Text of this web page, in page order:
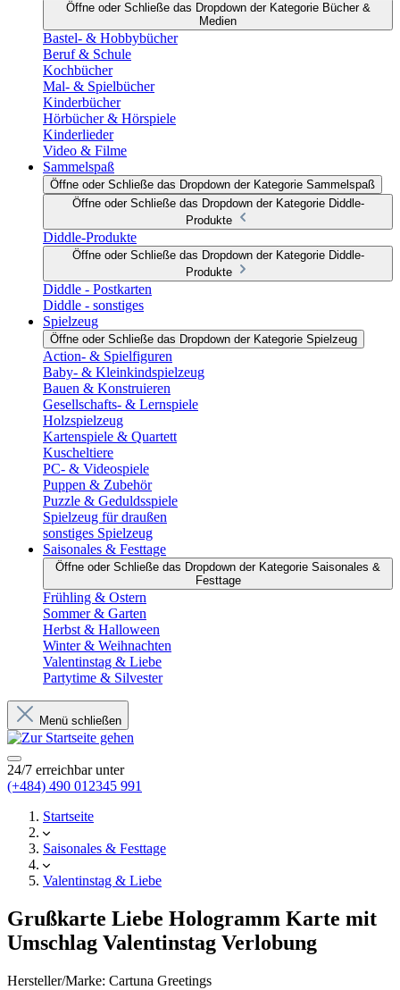
Öffne oder Schließe das Dropdown der Kategorie Bücher &
Medien
Bastel- & Hobbybücher
Beruf & Schule
Kochbücher
Mal- & Spielbücher
Kinderbücher
Hörbücher & Hörspiele
Kinderlieder
Video & Filme
Sammelspaß
Öffne oder Schließe das Dropdown der Kategorie Sammelspaß
Öffne oder Schließe das Dropdown der Kategorie Diddle-
Produkte
Diddle-Produkte
Öffne oder Schließe das Dropdown der Kategorie Diddle-
Produkte
Diddle - Postkarten
Diddle - sonstiges
Spielzeug
Öffne oder Schließe das Dropdown der Kategorie Spielzeug
Action- & Spielfiguren
Baby- & Kleinkindspielzeug
Bauen & Konstruieren
Gesellschafts- & Lernspiele
Holzspielzeug
Kartenspiele & Quartett
Kuscheltiere
PC- & Videospiele
Puppen & Zubehör
Puzzle & Geduldsspiele
Spielzeug für draußen
sonstiges Spielzeug
Saisonales & Festtage
Öffne oder Schließe das Dropdown der Kategorie Saisonales &
Festtage
Frühling & Ostern
Sommer & Garten
Herbst & Halloween
Winter & Weihnachten
Valentinstag & Liebe
Partytime & Silvester
Menü schließen
24/7 erreichbar unter
(+484) 490 012345 991
Startseite
Saisonales & Festtage
Valentinstag & Liebe
Grußkarte Liebe Hologramm Karte mit
Umschlag Valentinstag Verlobung
Hersteller/Marke: Cartuna Greetings